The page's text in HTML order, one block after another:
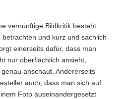
vernünftige Bildkritik besteht
und kurz und sachlich
einerseits dafür, dass man
nur oberflächlich ansieht,
anschaut. Andererseits
auch, dass man sich auf
Foto auseinandergesetzt